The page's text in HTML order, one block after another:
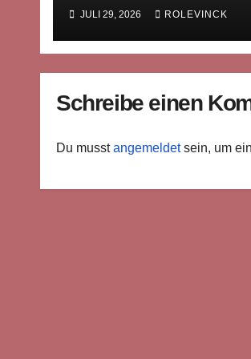
westfälische Limonade
die Welt eroberte
JULI 29, 2026 ROLEVINCK
Schreibe einen
Du musstangemeldetsein, um